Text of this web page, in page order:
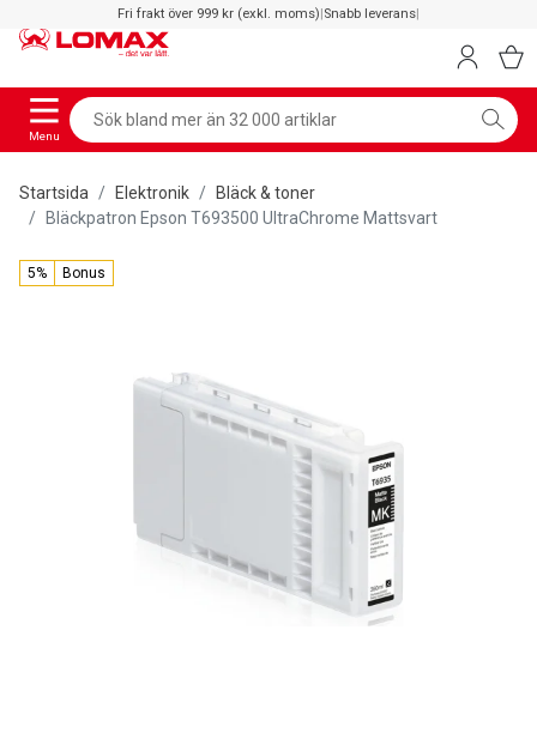
Fri frakt över 999 kr (exkl. moms)|Snabb leverans|
Menu
Startsida Elektronik
Bläck & toner
Bläckpatron Epson T693500 UltraChrome Mattsvart
5% Bonus